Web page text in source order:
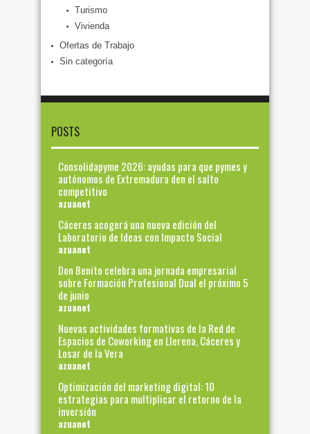
Turismo
Vivienda
Ofertas de Trabajo
Sin categoría
POSTS
Consolidapyme 2026: ayudas para que pymes y
autónomos de Extremadura den el salto
competitivo
azuanet
Cáceres acogerá una nueva edición del
Laboratorio de Ideas con Impacto Social
azuanet
Don Benito celebra una jornada empresarial
sobre Formación Profesional Dual el próximo 5
de junio
azuanet
Nuevas actividades formativas de la Red de
Espacios de Coworking en Llerena, Cáceres y
Losar de la Vera
azuanet
Optimización del marketing digital: 10
estrategias para multiplicar el retorno de la
inversión
azuanet